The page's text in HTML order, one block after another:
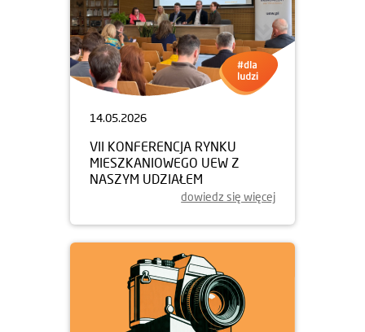
14.05.2026
VII KONFERENCJA RYNKU
MIESZKANIOWEGO UEW Z
NASZYM UDZIAŁEM
dowiedz się więcej